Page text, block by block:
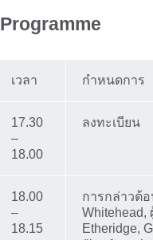
Programme
เวลา กำหนดการ
17.30
–
18.00
ลงทะเบียน
18.00
–
18.15
การกล่าวต้
Whitehead,
Etheridge,